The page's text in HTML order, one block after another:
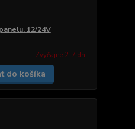
12/24V
Zvyčajne 2-7 dni.
do košíka